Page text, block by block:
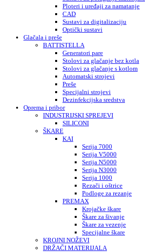
Ploteri i uređaji za namatanje
CAD
Sustavi za digitalizaciju
Optički sustavi
Glačala i preše
BATTISTELLA
Generatori pare
Stolovi za glačanje bez kotla
Stolovi za glačanje s kotlom
Automatski strojevi
Preše
Specijalni strojevi
Dezinfekcijska sredstva
Oprema i pribor
INDUSTRIJSKI SPREJEVI
SILICONI
ŠKARE
KAI
Serija 7000
Serija V5000
Serija N5000
Serija N3000
Serija 1000
Rezači i oštrice
Podloge za rezanje
PREMAX
Krojačke škare
Škare za šivanje
Škare za vezenje
Specijalne škare
KROJNI NOŽEVI
DRŽAČI MATERIJALA